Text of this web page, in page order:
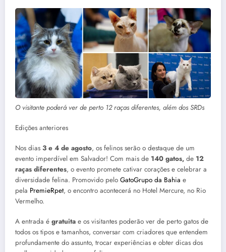
O visitante poderá ver de perto 12 raças diferentes, além dos SRDs
Edições anteriores
Nos dias 3 e 4 de agosto, os felinos serão o destaque de um
evento imperdível em Salvador! Com mais de 140 gatos, de 12
raças diferentes, o evento promete cativar corações e celebrar a
diversidade felina. Promovido pelo GatoGrupo da Bahia e
pela PremieRpet, o encontro acontecerá no Hotel Mercure, no Rio
Vermelho.
A entrada é gratuita e os visitantes poderão ver de perto gatos de
todos os tipos e tamanhos, conversar com criadores que entendem
profundamente do assunto, trocar experiências e obter dicas dos